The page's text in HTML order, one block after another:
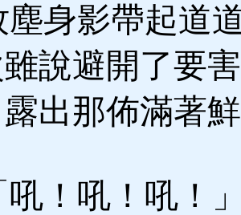
身影帶起道
說避開了要
出那佈滿著
！吼！吼！